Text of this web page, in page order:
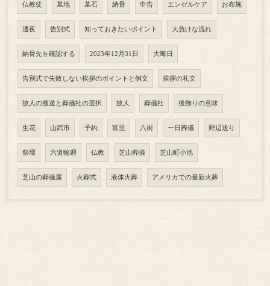
仏教徒 墓地 墓石 納骨 申告 エンゼルケア お布施
通夜 告別式 知っておきたいポイント 大負けな流れ
納骨先を確認する 2023年12月31日 大晦日
告別式で失敗しない挨拶のポイントと例文 挨拶の礼文
故人の搬送と葬儀社の選択 故人 葬儀社 後飾りの意味
生花 山武市 予約 富里 八街 一日葬儀 野辺送り
祭壇 六道輪廻 仏教 芝山葬儀 芝山町小池
芝山の葬儀屋 火葬式 液体火葬 アメリカでの最新火葬